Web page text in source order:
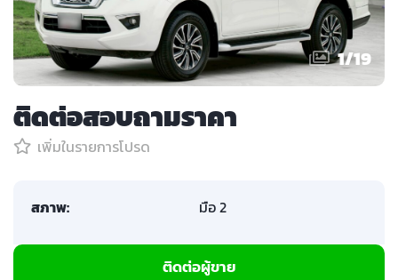
1/19
ติดต่อสอบถามราคา
เพิ่มในรายการโปรด
สภาพ: มือ 2
ติดต่อผู้ขาย